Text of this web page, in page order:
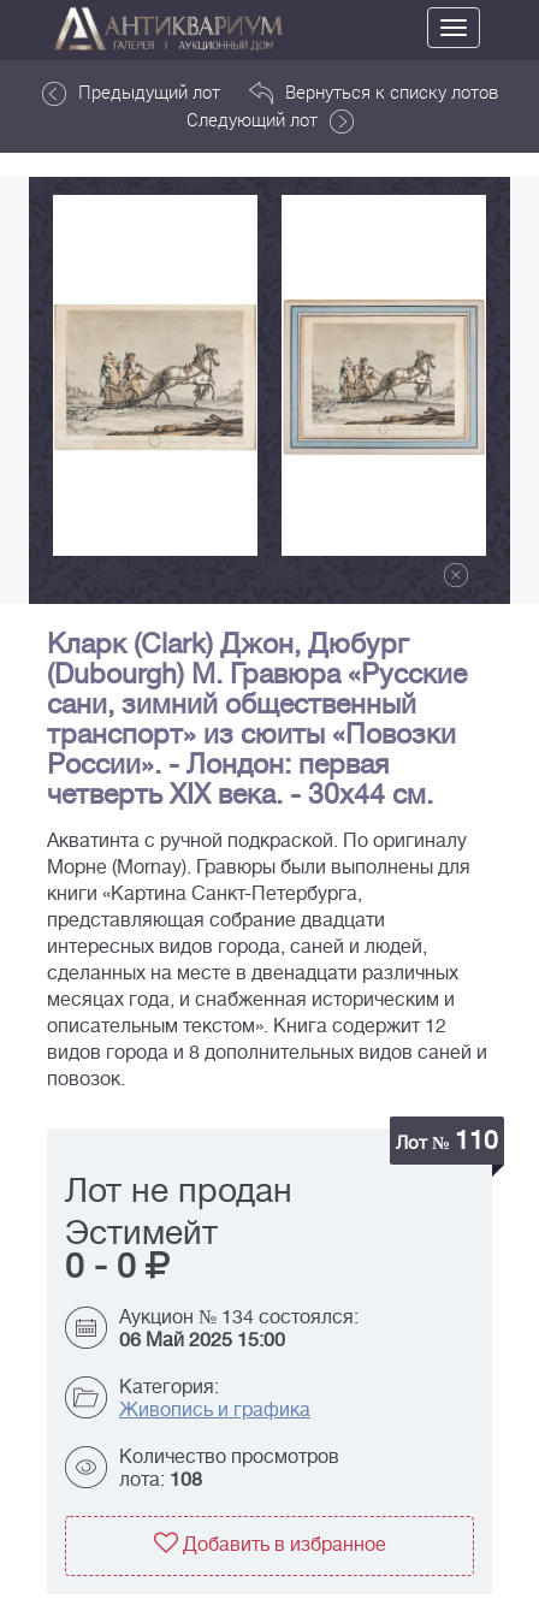
Toggle
navigation
Предыдущий лот
Вернуться к списку лотов
Следующий лот
Кларк (Clark) Джон, Дюбург
(Dubourgh) М. Гравюра «Русские
сани, зимний общественный
транспорт» из сюиты «Повозки
России». - Лондон: первая
четверть XIX века. - 30х44 см.
Акватинта с ручной подкраской. По оригиналу
Морне (Mornay). Гравюры были выполнены для
книги «Картина Санкт-Петербурга,
представляющая собрание двадцати
интересных видов города, саней и людей,
сделанных на месте в двенадцати различных
месяцах года, и снабженная историческим и
описательным текстом». Книга содержит 12
видов города и 8 дополнительных видов саней и
повозок.
Лот № 110
Лот не продан
Эстимейт
0 - 0
Аукцион № 134 состоялся:
06 Май 2025 15:00
Категория:
Живопись и графика
Количество просмотров
лота: 108
Добавить в избранное